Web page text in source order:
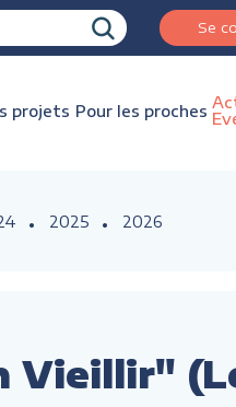
Se
projets Pour les proches
2025 2026
Vieillir"